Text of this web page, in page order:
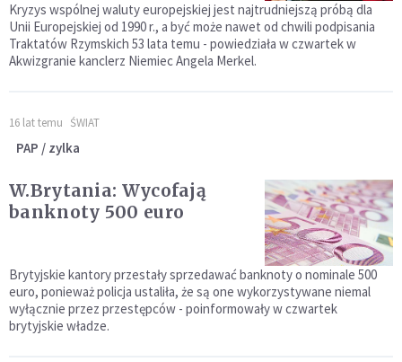
Kryzys wspólnej waluty europejskiej jest najtrudniejszą próbą dla
Unii Europejskiej od 1990 r., a być może nawet od chwili podpisania
Traktatów Rzymskich 53 lata temu - powiedziała w czwartek w
Akwizgranie kanclerz Niemiec Angela Merkel.
16 lat temu ŚWIAT
PAP / zylka
W.Brytania: Wycofają
banknoty 500 euro
Brytyjskie kantory przestały sprzedawać banknoty o nominale 500
euro, ponieważ policja ustaliła, że są one wykorzystywane niemal
wyłącznie przez przestępców - poinformowały w czwartek
brytyjskie władze.